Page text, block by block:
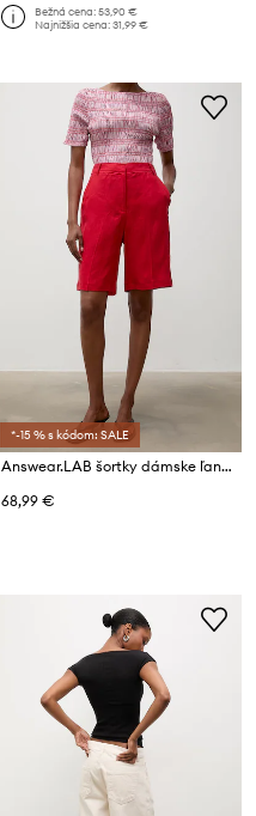
Bežná cena:53,90 €
Najnižšia cena:31,99 €
*-15 % s kódom: SALE
Answear.LAB šortky dámske ľanové
68,99 €